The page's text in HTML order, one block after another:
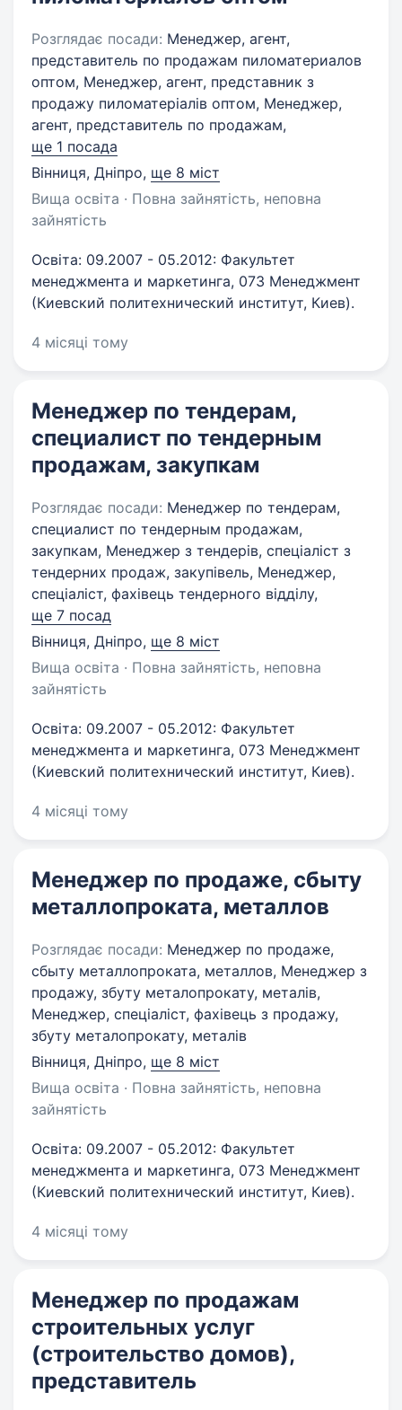
Розглядає посади: Менеджер, агент,
представитель по продажам пиломатериалов
оптом, Менеджер, агент, представник з
продажу пиломатеріалів оптом, Менеджер,
агент, представитель по продажам,
ще 1 посада
Вінниця, Дніпро, ще 8 міст
Вища освіта · Повна зайнятість, неповна
зайнятість
Освіта: 09.2007 - 05.2012: Факультет
менеджмента и маркетинга, 073 Менеджмент
(Киевский политехнический институт, Киев).
4 місяці тому
Менеджер по тендерам,
специалист по тендерным
продажам, закупкам
Розглядає посади: Менеджер по тендерам,
специалист по тендерным продажам,
закупкам, Менеджер з тендерів, спеціаліст з
тендерних продаж, закупівель, Менеджер,
спеціаліст, фахівець тендерного відділу,
ще 7 посад
Вінниця, Дніпро, ще 8 міст
Вища освіта · Повна зайнятість, неповна
зайнятість
Освіта: 09.2007 - 05.2012: Факультет
менеджмента и маркетинга, 073 Менеджмент
(Киевский политехнический институт, Киев).
4 місяці тому
Менеджер по продаже, сбыту
металлопроката, металлов
Розглядає посади: Менеджер по продаже,
сбыту металлопроката, металлов, Менеджер з
продажу, збуту металопрокату, металiв,
Менеджер, спеціаліст, фахівець з продажу,
збуту металопрокату, металiв
Вінниця, Дніпро, ще 8 міст
Вища освіта · Повна зайнятість, неповна
зайнятість
Освіта: 09.2007 - 05.2012: Факультет
менеджмента и маркетинга, 073 Менеджмент
(Киевский политехнический институт, Киев).
4 місяці тому
Менеджер по продажам
строительных услуг
(строительство домов),
представитель